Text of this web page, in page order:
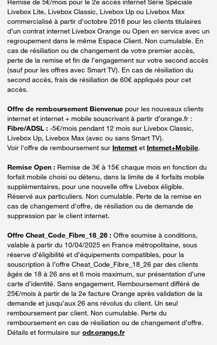
Livebox Lite, Livebox Classic, Livebox Up ou Livebox Max
commercialisé à partir d’octobre 2018 pour les clients titulaires
d’un contrat internet Livebox Orange ou Open en service avec un
regroupement dans le même Espace Client. Non cumulable. En
cas de résiliation ou de changement de votre premier accès,
perte de la remise et fin de l’engagement sur votre second accès
(sauf pour les offres avec Smart TV). En cas de résiliation du
second accès, frais de résiliation de 60€ appliqués pour cet
accès.
Offre de remboursement Bienvenue pour les nouveaux clients
internet et internet + mobile souscrivant à partir d’orange.fr :
Fibre/ADSL : -5€/mois pendant 12 mois sur Livebox Classic,
Livebox Up, Livebox Max (avec ou sans Smart TV).
Voir l'offre de remboursement sur Internet et Internet+Mobile.
Remise Open : Remise de 3€ à 15€ chaque mois en fonction du
forfait mobile choisi ou détenu, dans la limite de 4 forfaits mobile
supplémentaires, pour une nouvelle offre Livebox éligible.
Réservé aux particuliers. Non cumulable. Perte de la remise en
cas de changement d'offre, de résiliation ou de demande de
suppression par le client internet.
Offre Cheat_Code_Fibre_18_26 : Offre soumise à conditions,
valable à partir du 10/04/2025 en France métropolitaine, sous
réserve d’éligibilité et d’équipements compatibles, pour la
souscription à l’offre Cheat_Code_Fibre_18_26 par des clients
âgés de 18 à 26 ans et 6 mois maximum, sur présentation d’une
carte d’identité. Sans engagement. Remboursement différé de
25€/mois à partir de la 2e facture Orange après validation de la
demande et jusqu’aux 26 ans révolus du client. Un seul
remboursement par client. Non cumulable. Perte du
remboursement en cas de résiliation ou de changement d’offre.
Détails et formulaire sur odr.orange.fr